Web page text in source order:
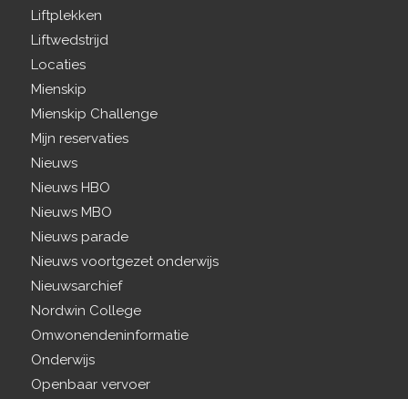
Liftplekken
Liftwedstrijd
Locaties
Mienskip
Mienskip Challenge
Mijn reservaties
Nieuws
Nieuws HBO
Nieuws MBO
Nieuws parade
Nieuws voortgezet onderwijs
Nieuwsarchief
Nordwin College
Omwonendeninformatie
Onderwijs
Openbaar vervoer